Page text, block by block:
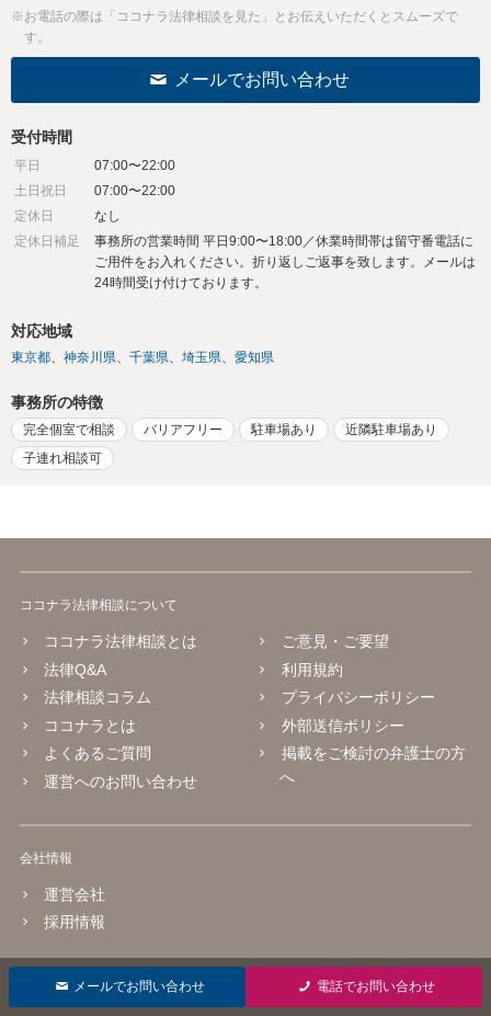
※お電話の際は「ココナラ法律相談を見た」とお伝えいただくとスムーズで
す。
メールでお問い合わせ
受付時間
平日
07:00〜22:00
土日祝日
07:00〜22:00
定休日
なし
定休日補足
事務所の営業時間 平日9:00〜18:00／休業時間帯は留守番電話に
ご用件をお入れください。折り返しご返事を致します。メールは
24時間受け付けております。
対応地域
東京都 神奈川県 千葉県 埼玉県 愛知県
事務所の特徴
完全個室で相談 バリアフリー 駐車場あり
近隣駐車場あり
子連れ相談可
メールでお問い合わせ 電話でお問い合わせ
ココナラ法律相談について
ココナラ法律相談とは
法律Q&A
法律相談コラム
ココナラとは
よくあるご質問
運営へのお問い合わせ
ご意見・ご要望
利用規約
プライバシーポリシー
外部送信ポリシー
掲載をご検討の弁護士の方
へ
会社情報
運営会社
採用情報